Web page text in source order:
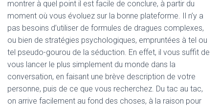
montrer à quel point il est facile de conclure, à partir du
moment où vous évoluez sur la bonne plateforme. Il n’y a
pas besoins d’utiliser de formules de dragues complexes,
ou bien de stratégies psychologiques, empruntées à tel ou
tel pseudo-gourou de la séduction. En effet, il vous suffit de
vous lancer le plus simplement du monde dans la
conversation, en faisant une brève description de votre
personne, puis de ce que vous recherchez. Du tac au tac,
on arrive facilement au fond des choses, à la raison pour